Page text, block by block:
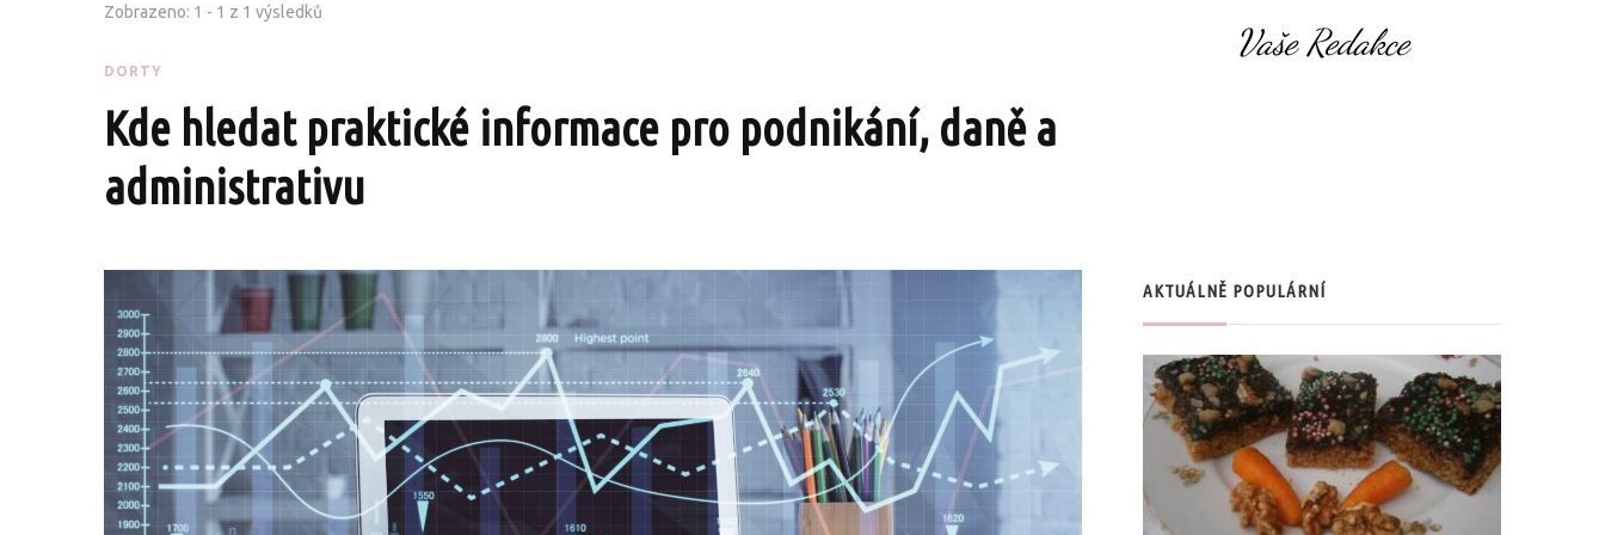
Zobrazeno: 1 - 1 z 1 výsledků
DORTY
Kde hledat praktické informace pro podnikání, daně a
administrativu
Vaše Redakce
AKTUÁLNĚ POPULÁRNÍ